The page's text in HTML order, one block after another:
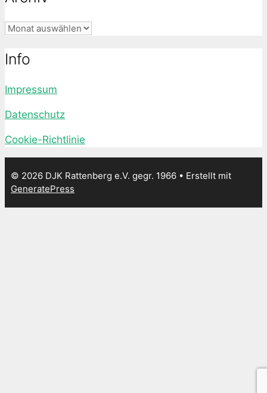
Archiv
Info
Impressum
Datenschutz
Cookie-Richtlinie
© 2026 DJK Rattenberg e.V. gegr. 1966 • Erstellt mit
GeneratePress